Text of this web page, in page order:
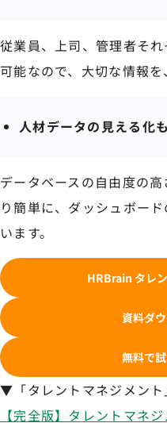
従業員、上司、管理者そ
可能なので、大切な情報を
人材データの見える化
データベースの自由度の
り簡単に、ダッシュボー
います。
HRBrain タレ
資料ダ
無料で
▼「タレントマネジメント
【完全版】タレントマネ